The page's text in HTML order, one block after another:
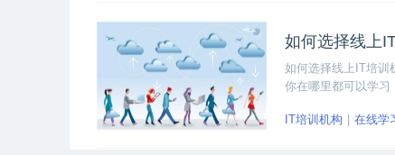
如何选择线上
如何选择线上IT培训
你在哪里都可以学习
IT培训机构 在线学